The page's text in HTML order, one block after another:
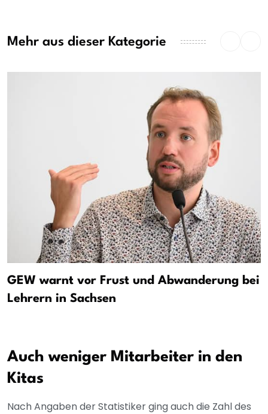
Mehr aus dieser Kategorie
GEW warnt vor Frust und Abwanderung bei
Lehrern in Sachsen
Auch weniger Mitarbeiter in den
Kitas
Nach Angaben der Statistiker ging auch die Zahl des